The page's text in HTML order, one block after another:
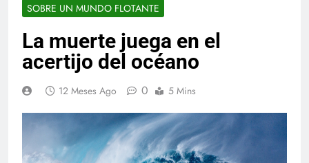
SOBRE UN MUNDO FLOTANTE
La muerte juega en el
acertijo del océano
12 Meses Ago 0 5 Mins